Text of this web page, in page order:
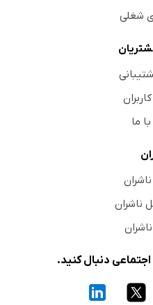
شغلی
ما
ناشران
دنبال کنید.